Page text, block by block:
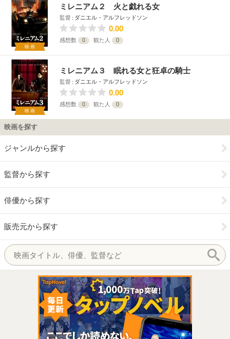
映画
ミレニアム２ 火と戯れる女
監督 ダニエル・アルフレッドソン
0.00
感想数 0 観た人 0
映画
ミレニアム３ 眠れる女と狂卓の騎士
監督 ダニエル・アルフレッドソン
0.00
感想数 0 観た人 0
映画を探す
ジャンルから探す
監督から探す
俳優から探す
販売元から探す